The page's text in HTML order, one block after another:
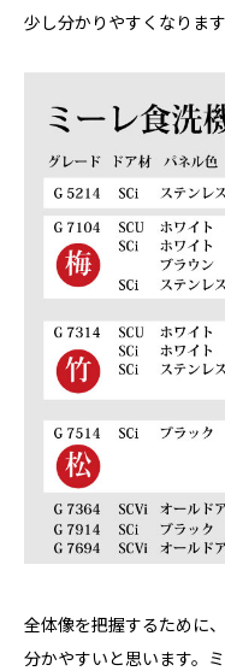
少し分かりやすくなりま
全体像を把握するために
分かやすいと思います。